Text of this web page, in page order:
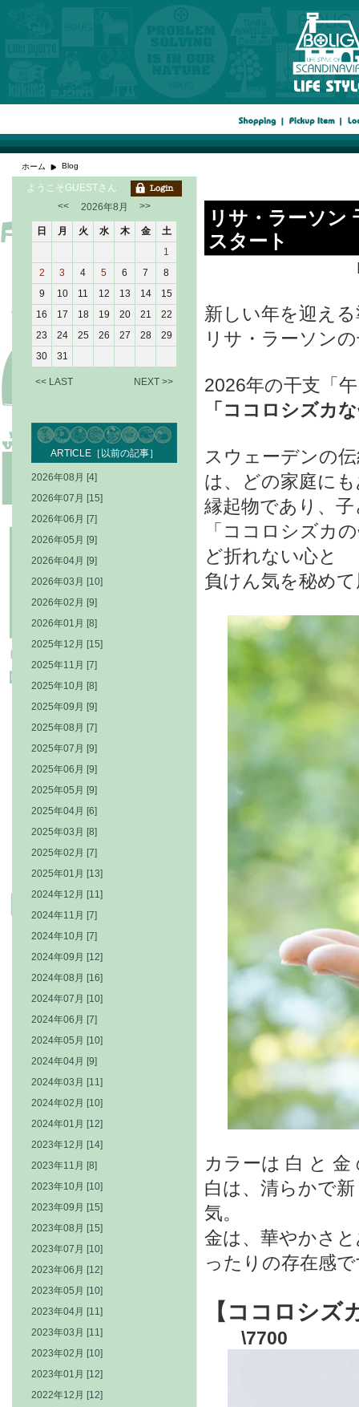
ホーム Blog
リサ・ラーソン
スタート
新しい年を迎え
リサ・ラーソン
2026年の干支「
「ココロシズカ
スウェーデンの
は、どの家庭に
縁起物であり、
「ココロシズカ
ど折れない心と
負けん気を秘め
カラーは 白 と 金
白は、清らかで
気。
金は、華やかさ
ったりの存在感
【ココロシズ
\7700
ようこそGUESTさん
<<
2026年8月 >>
日 月 火 水 木 金
土
1
2
3 4 5 6 7
8
9
10 11 12 13 14
15
16
17 18 19 20 21
22
23
24 25 26 27 28
29
30
31
<< LAST NEXT >>
ARTICLE［以前の記事］
2026年08月 [4]
2026年07月 [15]
2026年06月 [7]
2026年05月 [9]
2026年04月 [9]
2026年03月 [10]
2026年02月 [9]
2026年01月 [8]
2025年12月 [15]
2025年11月 [7]
2025年10月 [8]
2025年09月 [9]
2025年08月 [7]
2025年07月 [9]
2025年06月 [9]
2025年05月 [9]
2025年04月 [6]
2025年03月 [8]
2025年02月 [7]
2025年01月 [13]
2024年12月 [11]
2024年11月 [7]
2024年10月 [7]
2024年09月 [12]
2024年08月 [16]
2024年07月 [10]
2024年06月 [7]
2024年05月 [10]
2024年04月 [9]
2024年03月 [11]
2024年02月 [10]
2024年01月 [12]
2023年12月 [14]
2023年11月 [8]
2023年10月 [10]
2023年09月 [15]
2023年08月 [15]
2023年07月 [10]
2023年06月 [12]
2023年05月 [10]
2023年04月 [11]
2023年03月 [11]
2023年02月 [10]
2023年01月 [12]
2022年12月 [12]